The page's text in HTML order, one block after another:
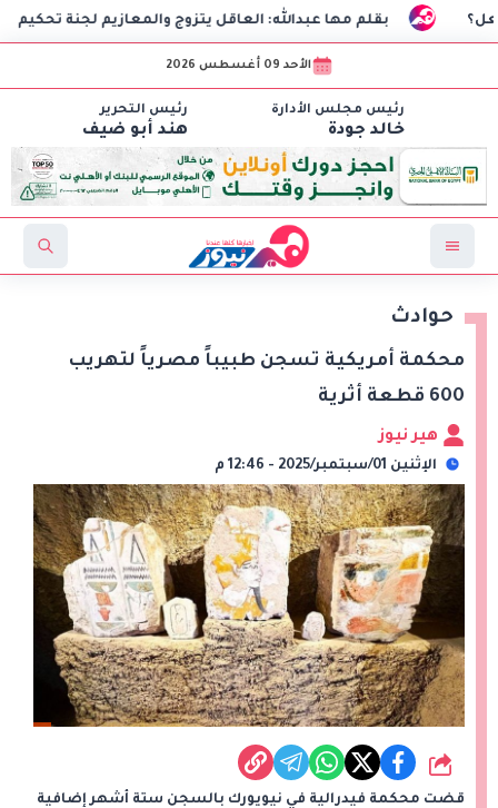
بقلم مها عبدالله: العاقل يتزوج والمعازيم لجنة تحكيم
الأحد 09 أغسطس 2026
رئيس مجلس الأدارة
خالد جودة
رئيس التحرير
هند أبو ضيف
حوادث
محكمة أمريكية تسجن طبيباً مصرياً لتهريب
600 قطعة أثرية
هير نيوز
الإثنين 01/سبتمبر/2025 - 12:46 م
شارك
قضت محكمة فيدرالية في نيويورك بالسجن ستة أشهر إضافية